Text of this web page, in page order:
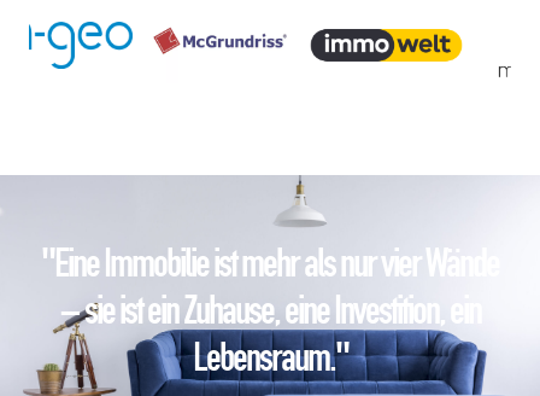
"Eine Immobilie ist mehr als nur vier Wände
– sie ist ein Zuhause, eine Investition, ein
Lebensraum."